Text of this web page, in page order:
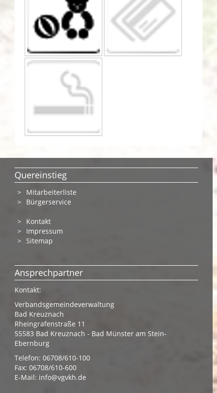
Quereinstieg
Mitarbeiterliste
Bürgerservice
Kontakt
Impressum
Sitemap
Ansprechpartner
Kontakt:
Verbandsgemeindeverwaltung
Bad Kreuznach
Rheingrafenstraße 11
55583 Bad Kreuznach - Bad Münster am Stein-
Ebernburg
Telefon: 06708/610-100
Fax: 06708/610-600
E-Mail: info@vgvkh.de